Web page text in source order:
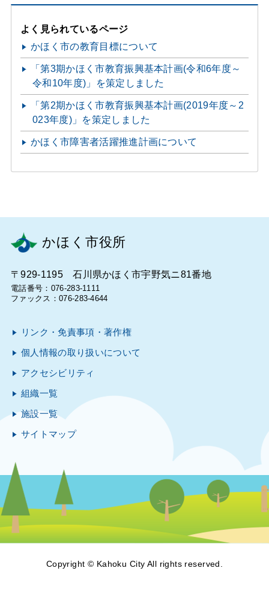
よく見られているページ
かほく市の教育目標について
「第3期かほく市教育振興基本計画(令和6年度～
令和10年度)」を策定しました
「第2期かほく市教育振興基本計画(2019年度～2
023年度)」を策定しました
かほく市障害者活躍推進計画について
かほく市役所
〒929-1195 石川県かほく市宇野気ニ81番地
電話番号：076-283-1111
ファックス：076-283-4644
リンク・免責事項・著作権
個人情報の取り扱いについて
アクセシビリティ
組織一覧
施設一覧
サイトマップ
Copyright © Kahoku City All rights reserved.